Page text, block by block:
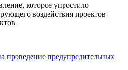
которое упростило
воздействия проектов
проведение предупредительных